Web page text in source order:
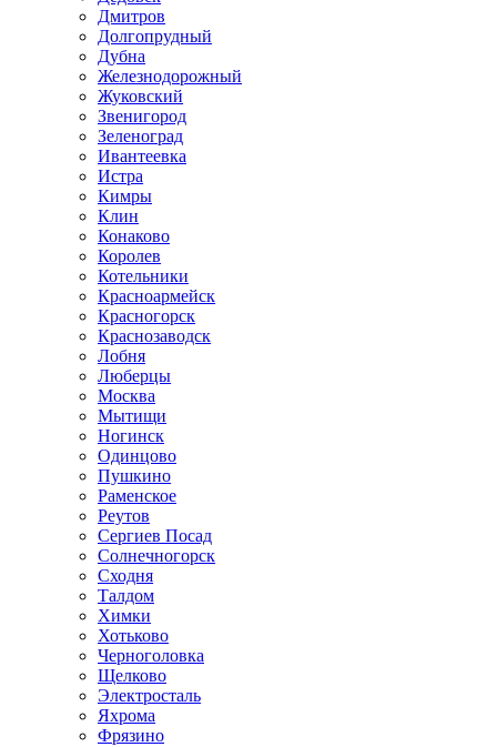
Дмитров
Долгопрудный
Дубна
Железнодорожный
Жуковский
Звенигород
Зеленоград
Ивантеевка
Истра
Кимры
Клин
Конаково
Королев
Котельники
Красноармейск
Красногорск
Краснозаводск
Лобня
Люберцы
Москва
Мытищи
Ногинск
Одинцово
Пушкино
Раменское
Реутов
Сергиев Посад
Солнечногорск
Сходня
Талдом
Химки
Хотьково
Черноголовка
Щелково
Электросталь
Яхрома
Фрязино